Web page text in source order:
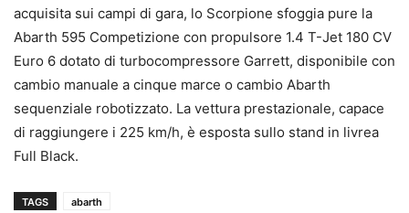
acquisita sui campi di gara, lo Scorpione sfoggia pure la
Abarth 595 Competizione con propulsore 1.4 T-Jet 180 CV
Euro 6 dotato di turbocompressore Garrett, disponibile con
cambio manuale a cinque marce o cambio Abarth
sequenziale robotizzato. La vettura prestazionale, capace
di raggiungere i 225 km/h, è esposta sullo stand in livrea
Full Black.
TAGS abarth